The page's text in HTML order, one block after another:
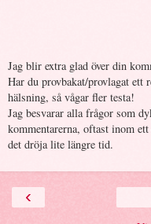
Jag blir extra glad över din
Har du provbakat/provlagat ett
hälsning, så vågar fler testa!
Jag besvarar alla frågor som
kommentarerna, oftast inom
det dröja lite längre tid.
‹